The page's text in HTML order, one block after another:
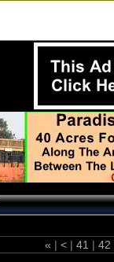
« | < | 41 | 42